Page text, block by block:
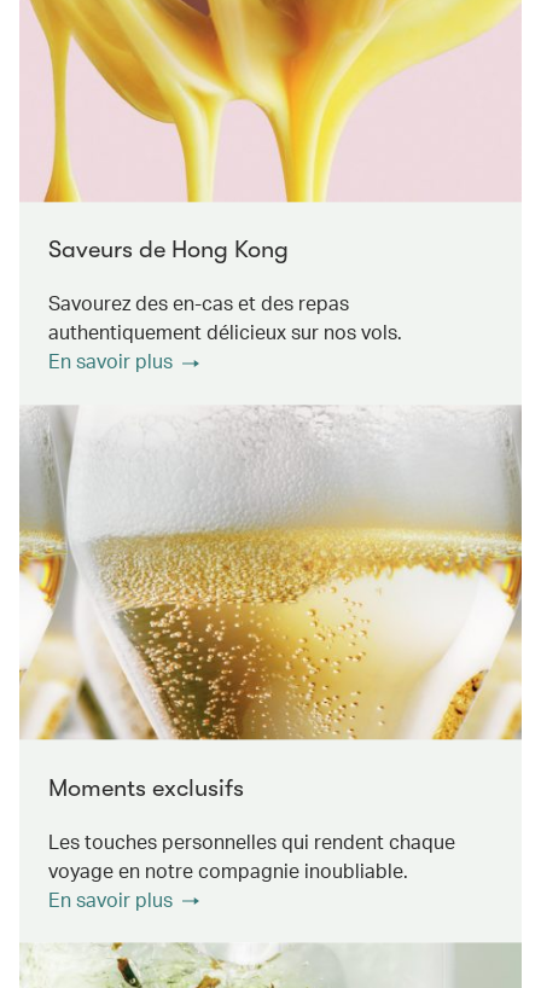
Saveurs de Hong Kong
Savourez des en-cas et des repas
authentiquement délicieux sur nos vols.
En savoir plus
Moments exclusifs
Les touches personnelles qui rendent chaque
voyage en notre compagnie inoubliable.
En savoir plus